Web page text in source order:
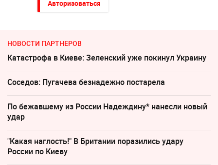
Авторизоваться
НОВОСТИ ПАРТНЕРОВ
Катастрофа в Киеве: Зеленский уже покинул Украину
Соседов: Пугачева безнадежно постарела
По бежавшему из России Надеждину* нанесли новый
удар
"Какая наглость!" В Британии поразились удару
России по Киеву